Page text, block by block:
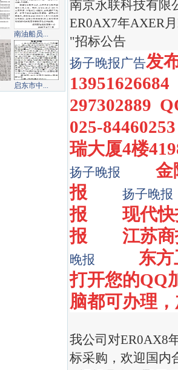
南京永联科技有限
ER0AX7年AXER
"招标公告
扬子晚报广告发
297302889
025-
瑞大厦4楼
扬子晚报
金
报
扬子晚报
报
现代
报
江苏
晚报
东
打开您的QQ
脑都可办理
我公司对ER0AX8
标采购，欢迎国内
南油船员...
启东市中...